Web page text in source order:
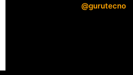
@gurutecno